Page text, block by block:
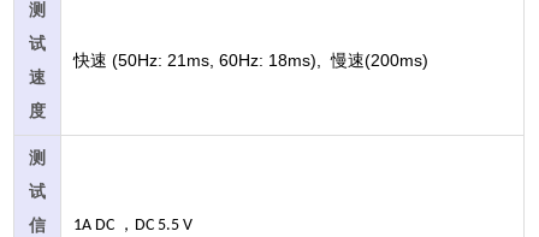
测
试
速
度
快速 (50Hz: 21ms, 60Hz: 18ms),慢速(200ms)
测
试
信
1A DC ， DC 5.5 V